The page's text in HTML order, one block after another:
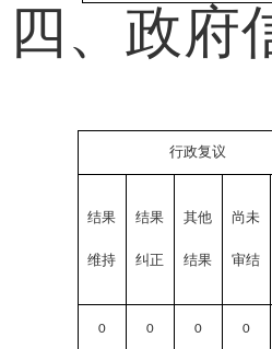
四、政府
行政复议
结果
维持
结果
纠正
其他
结果
尚未
审结
0 0 0 0